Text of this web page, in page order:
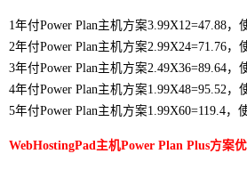
1年付Power Plan主机方案3.99X12=47.88
2年付Power Plan主机方案2.99X24=71.76
3年付Power Plan主机方案2.49X36=89.64
4年付Power Plan主机方案1.99X48=95.52
5年付Power Plan主机方案1.99X60=119.4
WebHostingPad主机Power Plan Plus方案优